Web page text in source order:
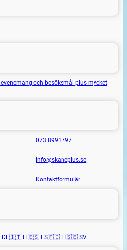
evenemang och besöksmål plus mycket
073 8991797
info@skaneplus.se
Kontaktformulär
🇮🇹 IT🇪🇸 ES🇫🇮 FI🇸🇪 SV